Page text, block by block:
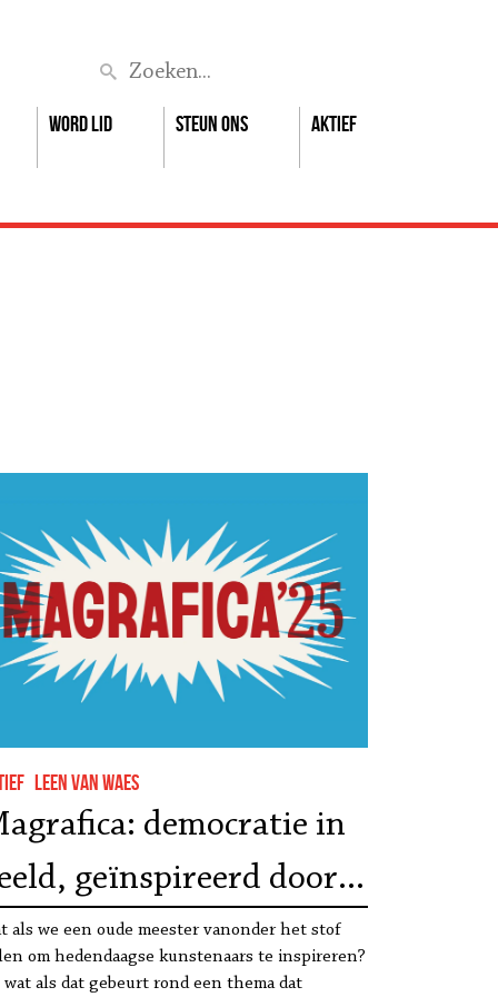
Word lid Steun ons Aktief
Leen Van Waes
democratie in
geïnspireerd door
Masereel
als we een oude meester vanonder het stof
om hedendaagse kunstenaars te inspireren?
wat als dat gebeurt rond een thema dat